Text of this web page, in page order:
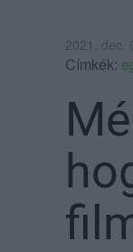
2021. dec.
Címkék: